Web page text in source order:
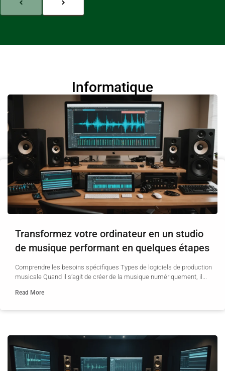
Informatique
Transformez votre ordinateur en un studio
de musique performant en quelques étapes
Comprendre les besoins spécifiques Types de logiciels de production
musicale Quand il s’agit de créer de la musique numériquement, il...
Read More